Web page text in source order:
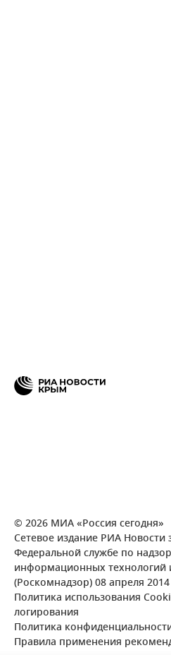
© 2026 МИА «Россия сегодня»
Сетевое издание РИА Новости
Федеральной службе по
информационных
(Роскомнадзор) 08 апреля 2014
Политика использования
логирования
Политика
Правила применения